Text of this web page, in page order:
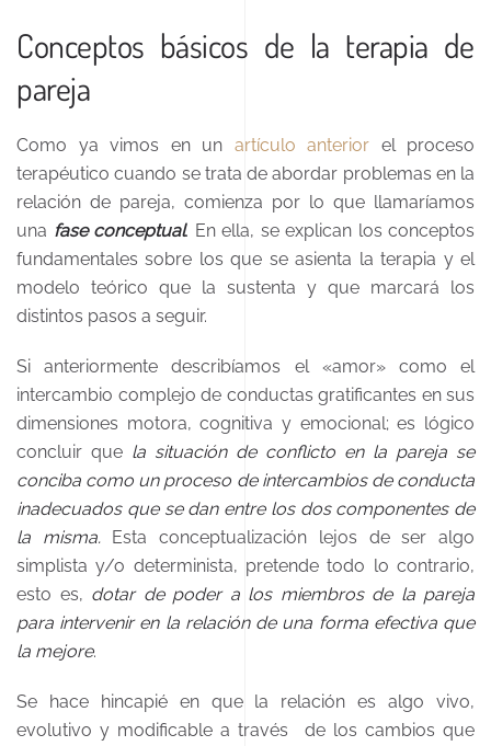
Conceptos básicos de la terapia de
pareja
Como ya vimos en un artículo anterior el proceso
terapéutico cuando se trata de abordar problemas en la
relación de pareja, comienza por lo que llamaríamos
una fase conceptual. En ella, se explican los conceptos
fundamentales sobre los que se asienta la terapia y el
modelo teórico que la sustenta y que marcará los
distintos pasos a seguir.
Si anteriormente describíamos el «amor» como el
intercambio complejo de conductas gratificantes en sus
dimensiones motora, cognitiva y emocional; es lógico
concluir que la situación de conflicto en la pareja se
conciba como un proceso de intercambios de conducta
inadecuados que se dan entre los dos componentes de
la misma.Esta conceptualización lejos de ser algo
simplista y/o determinista, pretende todo lo contrario,
esto es, dotar de poder a los miembros de la pareja
para intervenir en la relación de una forma efectiva que
la mejore.
Se hace hincapié en que la relación es algo vivo,
evolutivo y modificable a través de los cambios que